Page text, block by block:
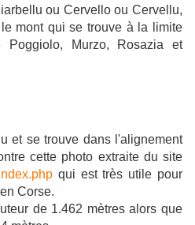
ou Cervello ou Cervellu,
mont qui se trouve à la limite
Poggiolo, Murzo, Rosazia et
et se trouve dans l'alignement
cette photo extraite du site
qui est très utile pour
Corse.
de 1.462 mètres alors que